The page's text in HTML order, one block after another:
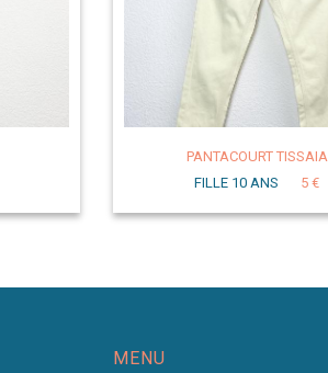
PANTACOURT TISSAIA
FILLE 10 ANS
5 €
MENU